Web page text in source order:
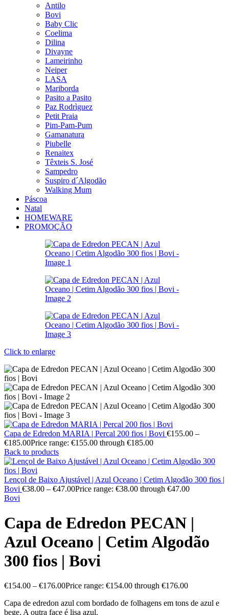
Antilo
Bovi
Baby Clic
Coelima
Dilina
Divayne
Lameirinho
Neiper
LASA
Mariborda
Pasito a Pasito
Paz Rodrìguez
Petit Praia
Pim-Pam-Pum
Gamanatura
Piubelle
Renaitex
Têxteis S. José
Sampedro
Suspiro d´Algodão
Walking Mum
Páscoa
Natal
HOMEWARE
PROMOÇÃO
Click to enlarge
Capa de Edredon MARIA | Percal 200 fios | Bovi €155.00 –
€185.00Price range: €155.00 through €185.00
Back to products
Lençol de Baixo Ajustável | Azul Oceano | Cetim Algodão 300 fios |
Bovi €38.00 – €47.00Price range: €38.00 through €47.00
Bovi
Capa de Edredon PECAN |
Azul Oceano | Cetim Algodão
300 fios | Bovi
€154.00 – €176.00Price range: €154.00 through €176.00
Capa de edredon azul com bordado de folhagens em tons de azul e
bege. A outra face é lisa azul.